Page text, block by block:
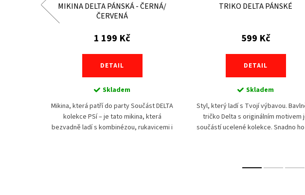
MIKINA DELTA PÁNSKÁ - ČERNÁ/
ČERVENÁ
1 199 Kč
DETAIL
Skladem
Mikina, která patří do party Součást DELTA
kolekce PSí – je tato mikina, která
bezvadně ladí s kombinézou, rukavicemi i
TRIKO DELTA PÁNSKÉ
599 Kč
DETAIL
Skladem
Styl, který ladí s Tvojí výbavou.
tričko Delta s originálním motivem
součástí ucelené kolekce. Snadno